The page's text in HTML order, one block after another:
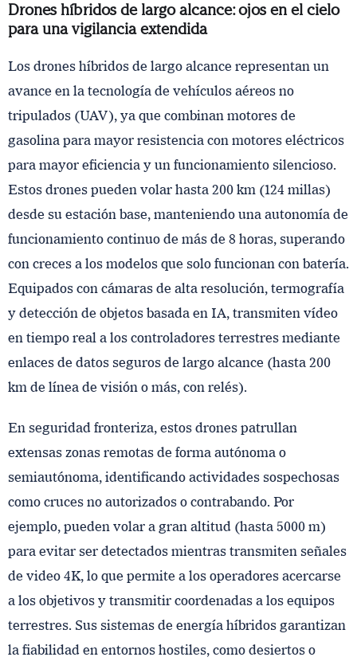
Drones híbridos de largo alcance: ojos en el cielo
para una vigilancia extendida
Los drones híbridos de largo alcance representan un
avance en la tecnología de vehículos aéreos no
tripulados (UAV), ya que combinan motores de
gasolina para mayor resistencia con motores eléctricos
para mayor eficiencia y un funcionamiento silencioso.
Estos drones pueden volar hasta 200 km (124 millas)
desde su estación base, manteniendo una autonomía de
funcionamiento continuo de más de 8 horas, superando
con creces a los modelos que solo funcionan con batería.
Equipados con cámaras de alta resolución, termografía
y detección de objetos basada en IA, transmiten vídeo
en tiempo real a los controladores terrestres mediante
enlaces de datos seguros de largo alcance (hasta 200
km de línea de visión o más, con relés).
En seguridad fronteriza, estos drones patrullan
extensas zonas remotas de forma autónoma o
semiautónoma, identificando actividades sospechosas
como cruces no autorizados o contrabando. Por
ejemplo, pueden volar a gran altitud (hasta 5000 m)
para evitar ser detectados mientras transmiten señales
de video 4K, lo que permite a los operadores acercarse
a los objetivos y transmitir coordenadas a los equipos
terrestres. Sus sistemas de energía híbridos garantizan
la fiabilidad en entornos hostiles, como desiertos o